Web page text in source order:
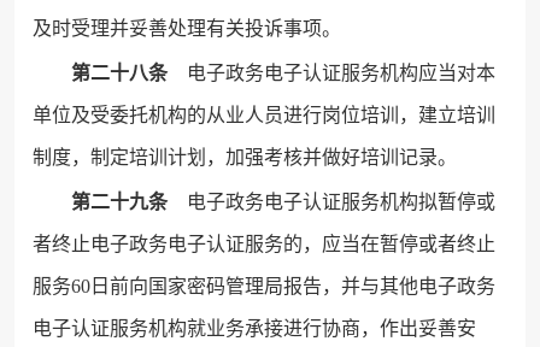
及时受理并妥善处理有关投诉事项。
第二十八条电子政务电子认证服务机构应当对本
单位及受委托机构的从业人员进行岗位培训，建立培训
制度，制定培训计划，加强考核并做好培训记录。
第二十九条电子政务电子认证服务机构拟暂停或
者终止电子政务电子认证服务的，应当在暂停或者终止
服务60日前向国家密码管理局报告，并与其他电子政务
电子认证服务机构就业务承接进行协商，作出妥善安